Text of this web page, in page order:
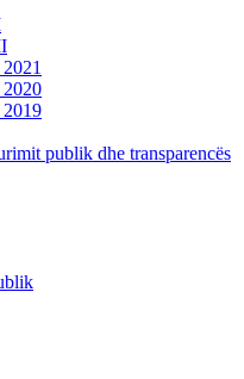
2020
2019
publik dhe transparencës